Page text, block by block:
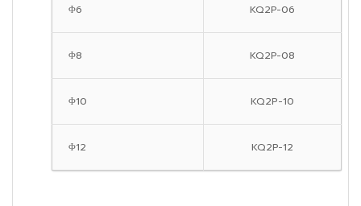
Φ6 KQ2P-06
Φ8 KQ2P-08
Φ10 KQ2P-10
Φ12 KQ2P-12